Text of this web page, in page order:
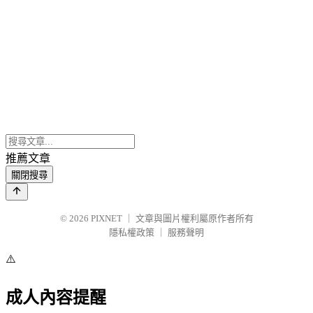
推薦文章
關閉搜尋
© 2026 PIXNET
文章與圖片權利屬原作者所有
隱私權政策
服務聲明
⚠️
成人內容提醒